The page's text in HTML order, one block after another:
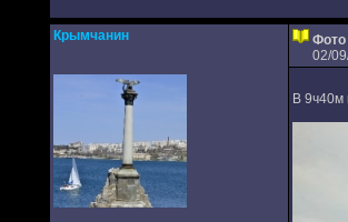
Крымчанин
Фото
02/
В 9ч40м